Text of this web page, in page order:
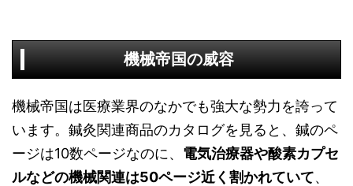
機械帝国の威容
機械帝国は医療業界のなかでも強大な勢力を誇って
います。鍼灸関連商品のカタログを見ると、鍼のペ
ージは10数ページなのに、 電気治療器や酸素カプセ
ルなどの機械関連は50ページ近く割かれていて、